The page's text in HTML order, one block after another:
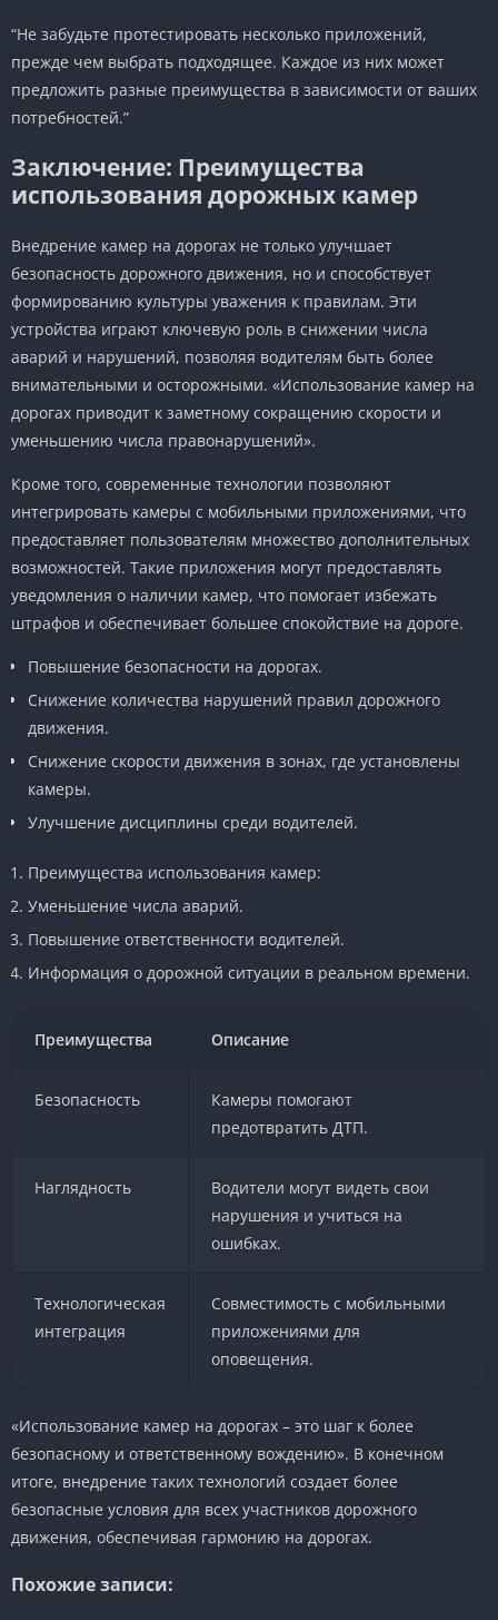
“Не забудьте протестировать несколько приложений,
прежде чем выбрать подходящее. Каждое из них может
предложить разные преимущества в зависимости от ваших
потребностей.”
Заключение: Преимущества
использования дорожных камер
Внедрение камер на дорогах не только улучшает
безопасность дорожного движения, но и способствует
формированию культуры уважения к правилам. Эти
устройства играют ключевую роль в снижении числа
аварий и нарушений, позволяя водителям быть более
внимательными и осторожными. «Использование камер на
дорогах приводит к заметному сокращению скорости и
уменьшению числа правонарушений».
Кроме того, современные технологии позволяют
интегрировать камеры с мобильными приложениями, что
предоставляет пользователям множество дополнительных
возможностей. Такие приложения могут предоставлять
уведомления о наличии камер, что помогает избежать
штрафов и обеспечивает большее спокойствие на дороге.
Повышение безопасности на дорогах.
Снижение количества нарушений правил дорожного
движения.
Снижение скорости движения в зонах, где установлены
камеры.
Улучшение дисциплины среди водителей.
Преимущества использования камер:
Уменьшение числа аварий.
Повышение ответственности водителей.
Информация о дорожной ситуации в реальном времени.
Преимущества Описание
Безопасность
Камеры помогают
предотвратить ДТП.
Наглядность
Водители могут видеть свои
нарушения и учиться на
ошибках.
Технологическая
интеграция
Совместимость с мобильными
приложениями для
оповещения.
«Использование камер на дорогах – это шаг к более
безопасному и ответственному вождению». В конечном
итоге, внедрение таких технологий создает более
безопасные условия для всех участников дорожного
движения, обеспечивая гармонию на дорогах.
Похожие записи: